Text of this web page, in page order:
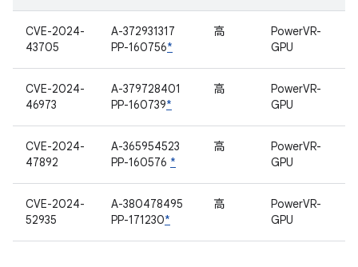
CVE-2024-
43705
A-372931317
PP-160756*
高
PowerVR-
GPU
CVE-2024-
46973
A-379728401
PP-160739*
高
PowerVR-
GPU
CVE-2024-
47892
A-365954523
PP-160576 *
高
PowerVR-
GPU
CVE-2024-
52935
A-380478495
PP-171230*
高
PowerVR-
GPU